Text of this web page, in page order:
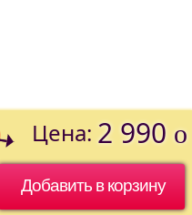
Цена: 2 990 o